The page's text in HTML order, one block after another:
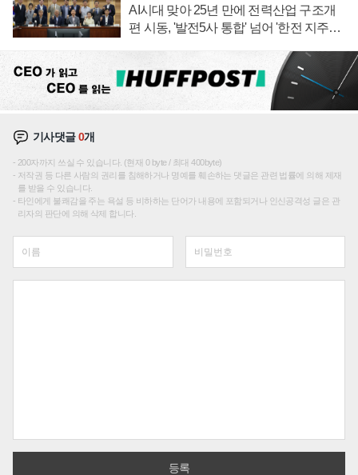
AI시대 맞아 25년 만에 전력산업 구조개
편 시동, '발전5사 통합' 넘어 '한전 지주사'
기사댓글0개
200자까지 쓰실 수 있습니다. (현재 0 byte / 최대 400byte)
저작권 등 다른 사람의 권리를 침해하거나 명예를 훼손하는 댓글은 관련 법률에 의해 제재
를 받을 수 있습니다.
타인에게 불쾌감을 주는 욕설 등 비하하는 단어가 내용에 포함되거나 인신공격성 글은 관
리자의 판단에 의해 삭제 합니다.